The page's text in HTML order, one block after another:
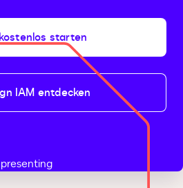
starten
IAM entdecken